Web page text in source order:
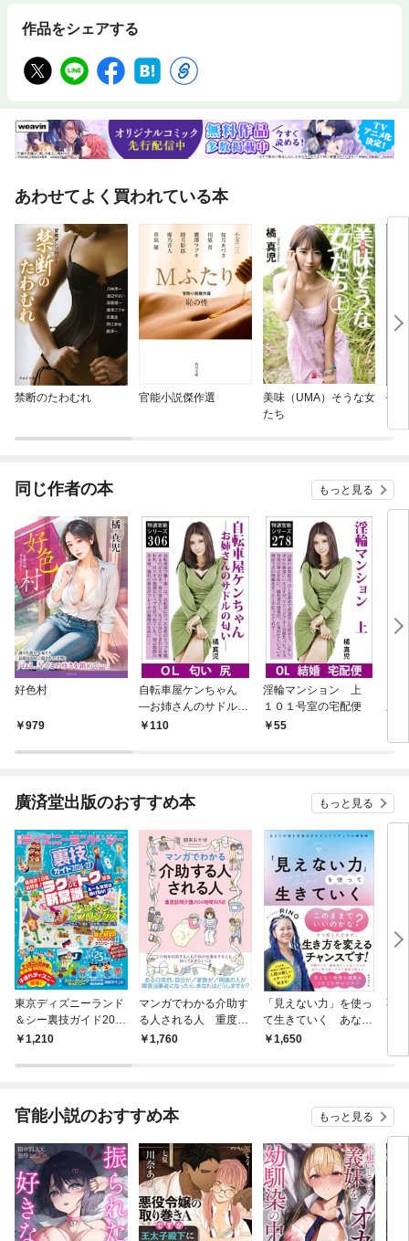
作品をシェアする
あわせてよく買われている本
禁断のたわむれ 官能小説傑作選
美味（UMA）そうな女
たち
夢
同じ作者の本 もっと見る
好色村
979
自転車屋ケンちゃん
―お姉さんのサドルの
匂い―
110
淫輪マンション 上
１０１号室の宅配便
55
上
廣済堂出版のおすすめ本 もっと見る
東京ディズニーランド
＆シー裏技ガイド202
6-271,210
マンガでわかる介助す
る人される人 重度訪
問介護の24時間365日
1,760
「見えない力」を使っ
て生きていく あなた
の魂を目覚めさせるス
1,650
不
官能小説のおすすめ本 もっと見る